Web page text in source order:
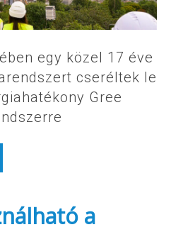
egy közel 17 éve
cseréltek le
Gree
a